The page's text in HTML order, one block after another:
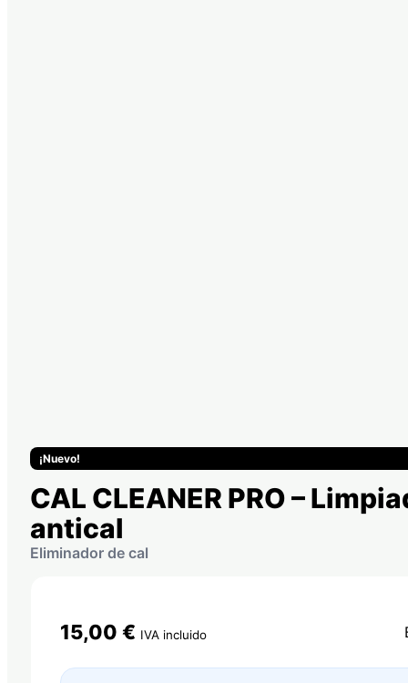
¡Nuevo!
CAL CLEANER PRO –
antical
Eliminador de cal
15,00 € IVA incluido